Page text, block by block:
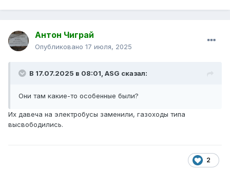
Антон Чиграй
Опубликовано 17 июля, 2025
В 17.07.2025 в 08:01, ASG сказал:
Они там какие-то особенные были?
Их давеча на электробусы заменили, газоходы типа
высвободились.
2